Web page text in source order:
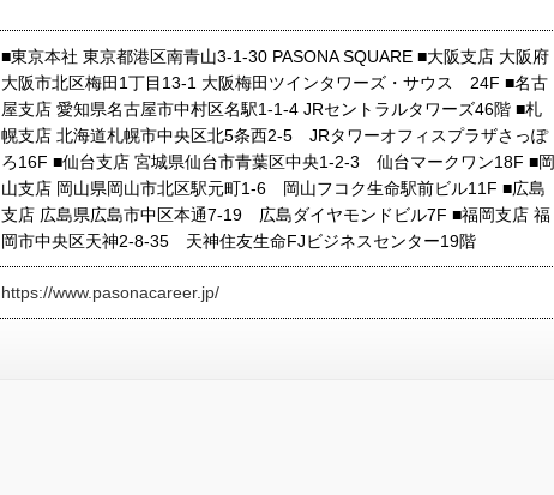
■東京本社 東京都港区南青山3-1-30 PASONA SQUARE ■大阪支店 大阪府
大阪市北区梅田1丁目13-1 大阪梅田ツインタワーズ・サウス 24F ■名古
屋支店 愛知県名古屋市中村区名駅1-1-4 JRセントラルタワーズ46階 ■札
幌支店 北海道札幌市中央区北5条西2-5 JRタワーオフィスプラザさっぽ
ろ16F ■仙台支店 宮城県仙台市青葉区中央1-2-3 仙台マークワン18F ■岡
山支店 岡山県岡山市北区駅元町1-6 岡山フコク生命駅前ビル11F ■広島
支店 広島県広島市中区本通7-19 広島ダイヤモンドビル7F ■福岡支店 福
岡市中央区天神2-8-35 天神住友生命FJビジネスセンター19階
https://www.pasonacareer.jp/